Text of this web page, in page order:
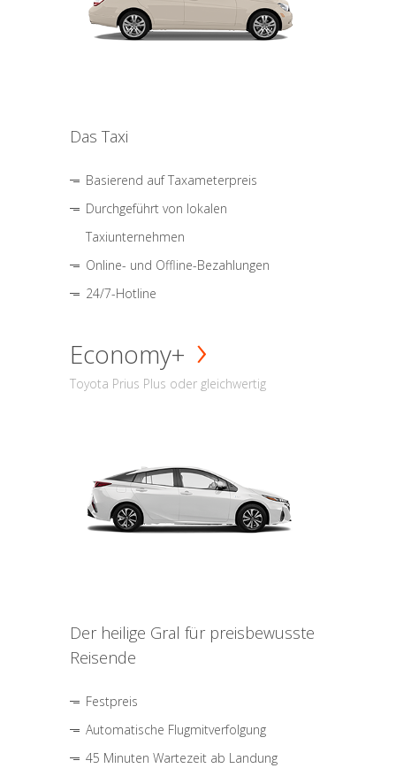
Das Taxi
Basierend auf Taxameterpreis
Durchgeführt von lokalen
Taxiunternehmen
Online- und Offline-Bezahlungen
24/7-Hotline
Economy+
Toyota Prius Plus oder gleichwertig
Der heilige Gral für preisbewusste
Reisende
Festpreis
Automatische Flugmitverfolgung
45 Minuten Wartezeit ab Landung